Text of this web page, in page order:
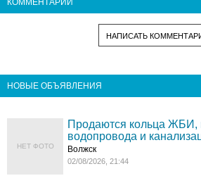
КОММЕНТАРИИ
НАПИСАТЬ
НОВЫЕ ОБЪЯВЛЕНИЯ
НЕТ ФОТО
Продаются кольца ЖБИ,
водопровода и
Волжск
02/08/2026, 21:44